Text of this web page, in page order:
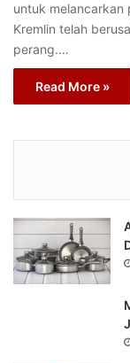
untuk melancarkan
Kremlin telah
perang.…
Read More »